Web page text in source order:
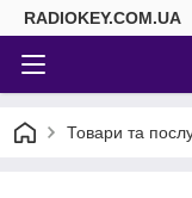
RADIOKEY.COM.UA
Товари та